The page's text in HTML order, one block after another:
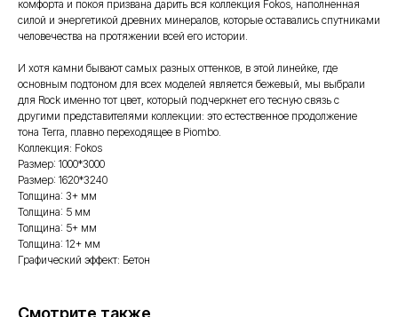
комфорта и покоя призвана дарить вся коллекция Fokos, наполненная
силой и энергетикой древних минералов, которые оставались спутниками
человечества на протяжении всей его истории.
И хотя камни бывают самых разных оттенков, в этой линейке, где
основным подтоном для всех моделей является бежевый, мы выбрали
для Rock именно тот цвет, который подчеркнет его тесную связь с
другими представителями коллекции: это естественное продолжение
тона Terra, плавно переходящее в Piombo.
Коллекция: Fokos
Размер: 1000*3000
Размер: 1620*3240
Толщина: 3+ мм
Толщина: 5 мм
Толщина: 5+ мм
Толщина: 12+ мм
Графический эффект: Бетон
Смотрите также